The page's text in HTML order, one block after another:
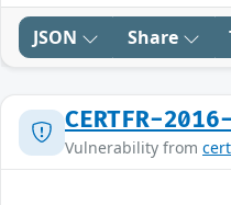
JSON Share
CERTFR-
Vulnerability from